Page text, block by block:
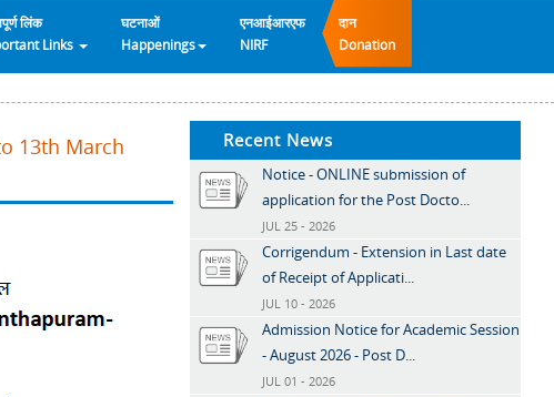
लिंक
Links
घटनाओं
Happenings
एनआईआरएफ
NIRF
दान
Donation
13th March
Recent News
Notice - ONLINE submission of
application for the Post Docto...
JUL 25 - 2026
Corrigendum - Extension in Last date
of Receipt of Applicati...
JUL 10 - 2026
Admission Notice for Academic Session
- August 2026 - Post D...
JUL 01 - 2026